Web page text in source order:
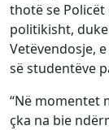
thotë se
politikisht,
Vetëvendosje,
së studentëve
“Në momentet
çka na bie